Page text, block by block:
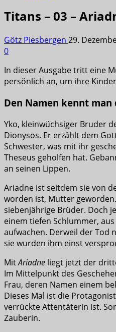
Titans – 03 –
Götz Piesbergen 29.
0
In dieser Ausgabe tritt eine
persönlich an, um ihre
Den Namen kennt man
Yko, kleinwüchsiger Bruder
Dionysos. Er erzählt dem
Schwester, was mit ihr
Theseus geholfen hat.
an seinen Lippen.
Ariadne ist seitdem sie von
worden ist, Mutter
siebenjährige Brüder. Doch
einem tiefen Schlummer,
aufwachen. Derweil der Tod
sie wurden ihm einst
MitAriadne liegt jetzt der
Im Mittelpunkt des
Frau, deren Namen einem
Dieses Mal ist die
verrückte Attentäterin ist.
Zauberin.